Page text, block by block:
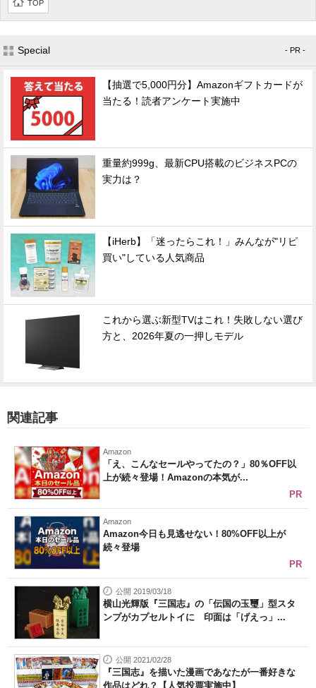
TOP
Special - PR -
【抽選で5,000円分】Amazonギフトカードが
当たる！読者アンケート実施中
重量約999g、最新CPU搭載のビジネスPCの
実力は？
【iHerb】「迷ったらこれ！」みんなが"リピ
買い"している人気商品
これから選ぶ新型TVはこれ！失敗しない選び
方と、2026年夏の一押しモデル
関連記事
Amazon
「え、こんなセールやってたの？」80％OFF以
上が続々登場！Amazonの本気が...
PR
Amazon
Amazon今日も見逃せない！80%OFF以上が
続々登場
PR
公開 2019/03/18
横山光輝版『三国志』の「伝国の玉璽」型スタ
ンプがカプセルトイに 印面は「げえっ」...
公開 2021/02/28
『三国志』を描いた漫画であなたが一番好きな
作品はどれ？【人気投票実施中】